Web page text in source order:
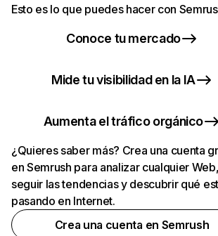
Esto es lo que puedes hacer con
Conoce tu mercado
Mide tu visibilidad en la IA
Aumenta el tráfico orgánico
¿Quieres saber más? Crea una cuenta
en Semrush para analizar cualquier
seguir las tendencias y descubrir qué
pasando en Internet.
Crea una cuenta en Semrush